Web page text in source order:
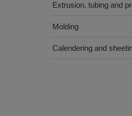
Extrusion, tubing and
Molding
Calendering and